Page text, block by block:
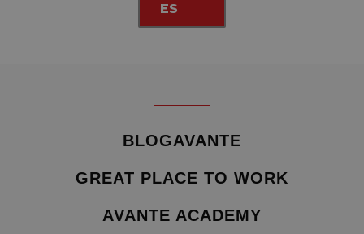
ES
BLOGAVANTE
GREAT PLACE TO WORK
AVANTE ACADEMY